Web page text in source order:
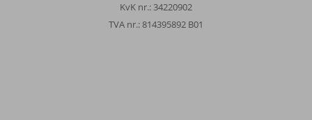
KvK nr.: 34220902
TVA nr.: 814395892 B01